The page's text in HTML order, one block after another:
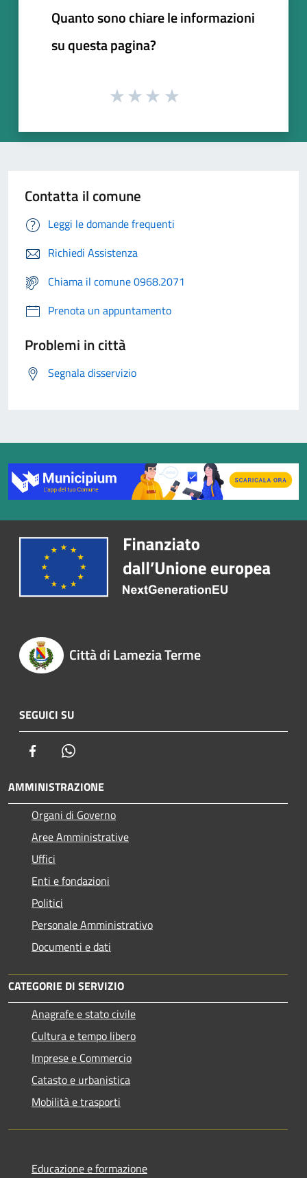
Quanto sono chiare le informazioni
su questa pagina?
Contatta il comune
Leggi le domande frequenti
Richiedi Assistenza
Chiama il comune 0968.2071
Prenota un appuntamento
Problemi in città
Segnala disservizio
Città di Lamezia Terme
SEGUICI SU
Facebook
AMMINISTRAZIONE
Organi di Governo
Aree Amministrative
Uffici
Enti e fondazioni
Politici
Personale Amministrativo
Documenti e dati
CATEGORIE DI SERVIZIO
Anagrafe e stato civile
Cultura e tempo libero
Imprese e Commercio
Catasto e urbanistica
Mobilità e trasporti
Educazione e formazione